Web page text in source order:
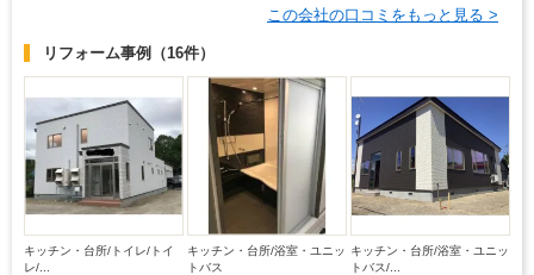
この会社の口コミをもっと見る >
リフォーム事例 （16件）
キッチン・台所/トイレ/トイ
レ/...
キッチン・台所/浴室・ユニッ
トバス
キッチン・台所/浴室・ユニッ
トバス/...